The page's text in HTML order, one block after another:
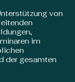
von
im
der gesamten